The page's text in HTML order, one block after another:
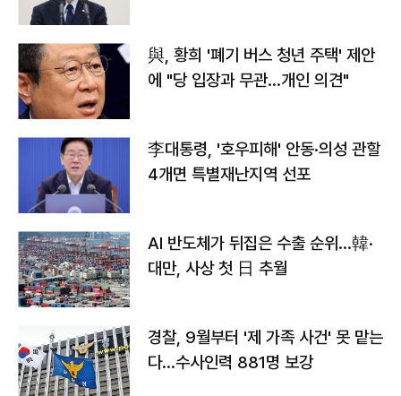
與, 황희 '폐기 버스 청년 주택' 제안
에 "당 입장과 무관…개인 의견"
李대통령, '호우피해' 안동·의성 관할
4개면 특별재난지역 선포
AI 반도체가 뒤집은 수출 순위…韓·
대만, 사상 첫 日 추월
경찰, 9월부터 '제 가족 사건' 못 맡는
다…수사인력 881명 보강